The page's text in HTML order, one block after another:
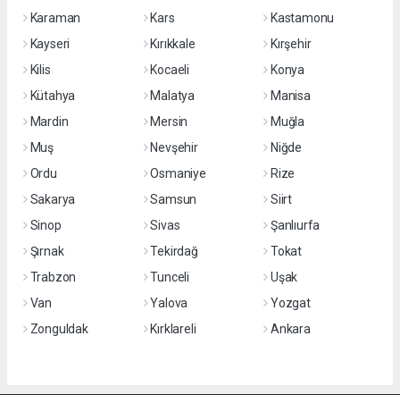
Karaman
Kars
Kastamonu
Kayseri
Kırıkkale
Kırşehir
Kilis
Kocaeli
Konya
Kütahya
Malatya
Manisa
Mardin
Mersin
Muğla
Muş
Nevşehir
Niğde
Ordu
Osmaniye
Rize
Sakarya
Samsun
Siirt
Sinop
Sivas
Şanlıurfa
Şırnak
Tekirdağ
Tokat
Trabzon
Tunceli
Uşak
Van
Yalova
Yozgat
Zonguldak
Kırklareli Ankara